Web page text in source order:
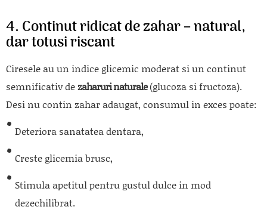
4. Continut ridicat de zahar – natural,
dar totusi riscant
Ciresele au un indice glicemic moderat si un continut
semnificativ dezaharuri naturale(glucoza si fructoza).
Desi nu contin zahar adaugat, consumul in exces poate:
Deteriora sanatatea dentara,
Creste glicemia brusc,
Stimula apetitul pentru gustul dulce in mod
dezechilibrat.